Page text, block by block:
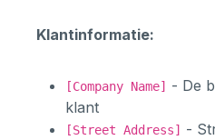
Klantinformatie:
[Company Name] - De
klant
[Street Address] -